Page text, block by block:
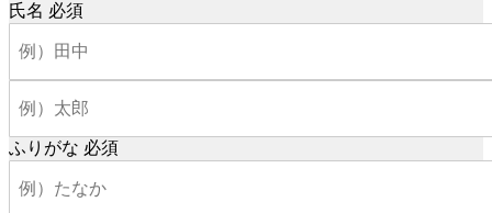
氏名 必須
ふりがな 必須